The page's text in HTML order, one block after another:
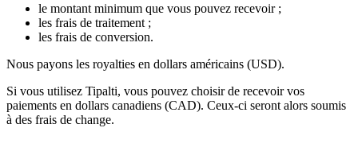
le montant minimum que vous pouvez recevoir ;
les frais de traitement ;
les frais de conversion.
Nous payons les royalties en dollars américains (USD).
Si vous utilisez Tipalti, vous pouvez choisir de recevoir vos
paiements en dollars canadiens (CAD). Ceux-ci seront alors soumis
à des frais de change.